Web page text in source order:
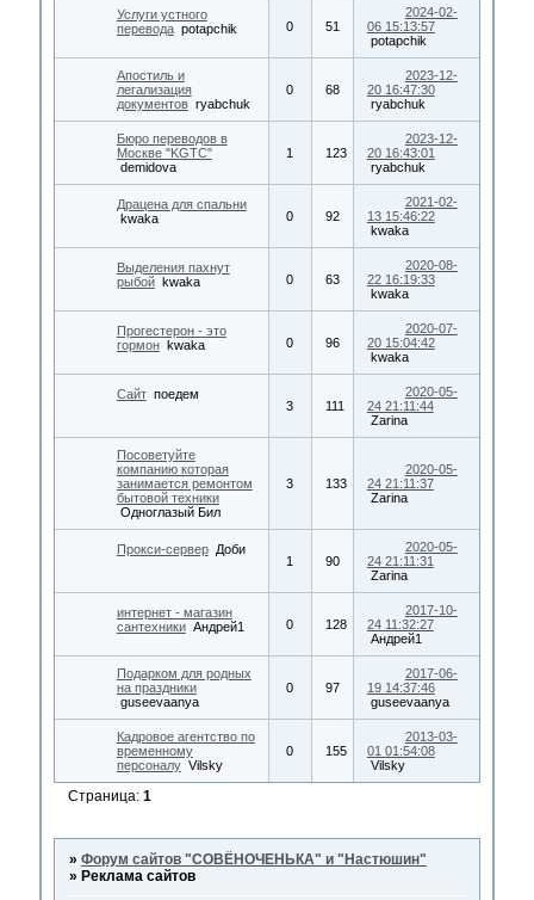
Услуги устного
перевода potapchik 0 51
2024-02-
06 15:13:57
potapchik
Апостиль и
легализация
документов ryabchuk
0 68
2023-12-
20 16:47:30
ryabchuk
Бюро переводов в
Москве "KGTC"
demidova
1 123
2023-12-
20 16:43:01
ryabchuk
Драцена для спальни
kwaka
0 92
2021-02-
13 15:46:22
kwaka
Выделения пахнут
рыбой kwaka 0 63
2020-08-
22 16:19:33
kwaka
Прогестерон - это
гормон kwaka 0 96
2020-07-
20 15:04:42
kwaka
Сайт поедем
3
111
2020-05-
24 21:11:44
Zarina
Посоветуйте
компанию которая
занимается ремонтом
бытовой техники
Одноглазый Бил
3 133
2020-05-
24 21:11:37
Zarina
Прокси-сервер
Доби
1
90
2020-05-
24 21:11:31
Zarina
интернет - магазин
сантехники Андрей1 0 128
2017-10-
24 11:32:27
Андрей1
Подарком для родных
на праздники
guseevaanya
0 97
2017-06-
19 14:37:46
guseevaanya
Кадровое агентство по
временному
персоналу Vilsky
0 155
2013-03-
01 01:54:08
Vilsky
Страница: 1
» Форум сайтов "СОВЁНОЧЕНЬКА" и "Настюшин"
» Реклама сайтов